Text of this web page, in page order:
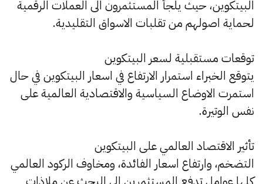
البيتكوين، حيث يلجأ المستثمرون الى العملات الرقمية
لحماية اصولهم من تقلبات الاسواق التقليدية.
توقعات مستقبلية لسعر البيتكوين
يتوقع الخبراء استمرار الارتفاع في اسعار البيتكوين في حال
استمرت الاوضاع السياسية والاقتصادية العالمية على
نفس الوتيرة.
تأثير الاقتصاد العالمي على البيتكوين
التضخم، وارتفاع اسعار الفائدة، ومخاوف الركود العالمي